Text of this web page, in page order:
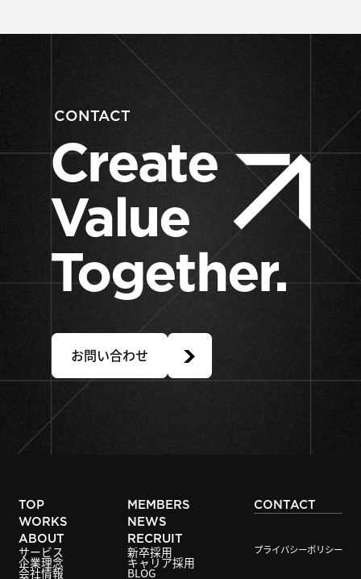
CONTACT
Create
Value
Together.
お問い合わせ
TOP
WORKS
ABOUT
サービス
企業理念
会社情報
MEMBERS
NEWS
RECRUIT
新卒採用
キャリア採用
BLOG
CONTACT
プライバシーポリシー